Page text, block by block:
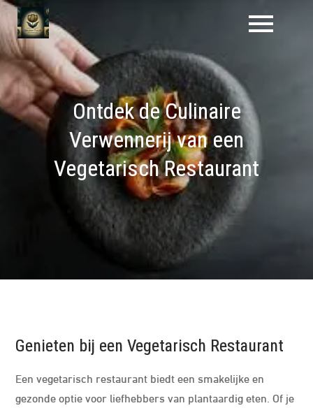
Naar
de
inhoud
gaan
Ontdek de Culinaire
Verwennerij van een
Vegetarisch Restaurant
Genieten bij een Vegetarisch Restaurant
Een vegetarisch restaurant biedt een smakelijke en
gezonde optie voor liefhebbers van plantaardig eten. Of je